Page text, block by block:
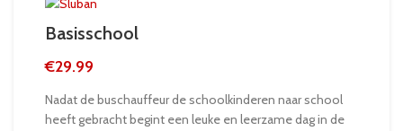
Basisschool
€29.99
Nadat de buschauffeur de schoolkinderen naar school
heeft gebracht begint een leuke en leerzame dag in de